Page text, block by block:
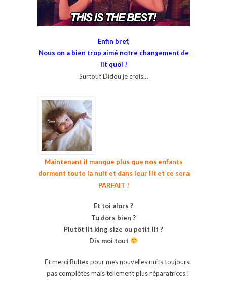
Enfin bref,
Nous on a bien trop aimé notre changement de
lit quoi !
Surtout Didou je crois…
Maintenant il manque plus que nos enfants
dorment toute la nuit et dans leur lit et ce sera
PARFAIT !
Et toi alors ?
Tu dors bien ?
Plutôt lit king size ou petit lit ?
Dis moi tout
Et merci Bultex pour mes nouvelles nuits toujours
pas complètes mais tellement plus réparatrices !